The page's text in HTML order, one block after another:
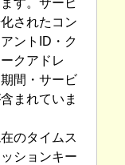
す。サービ
されたコン
ントID・ク
クアドレ
間・サービ
まれていま
のタイムス
ションキー